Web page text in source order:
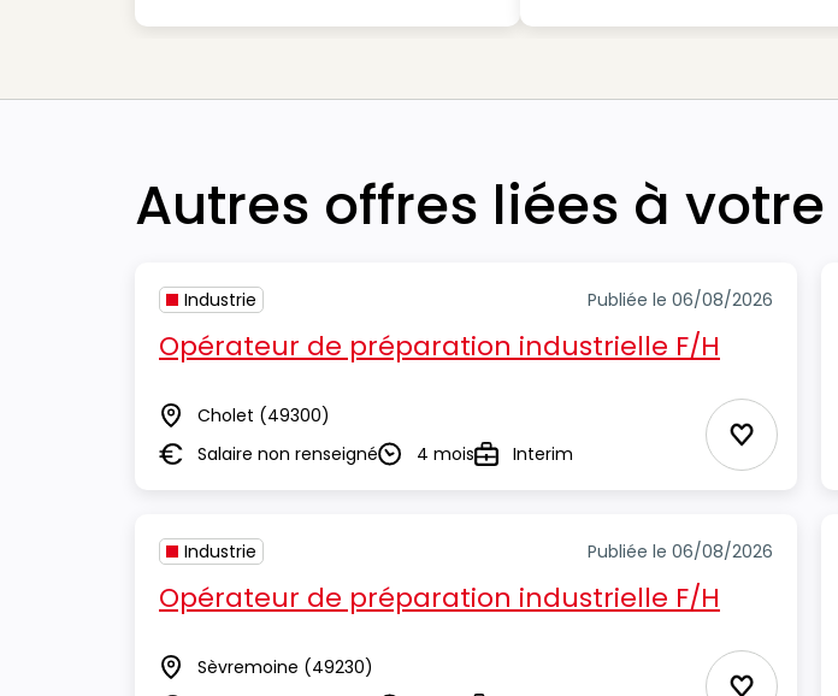
Autres offres liées à
Industrie Publiée le 06/08/2026
Opérateur de préparation industrielle F/H
Lieu Cholet (49300)
SalaireSalaire non renseignéDurée4 moisTypeInterim Ajouter
Industrie Publiée le 06/08/2026
Opérateur de préparation industrielle F/H
Lieu Sèvremoine (49230)